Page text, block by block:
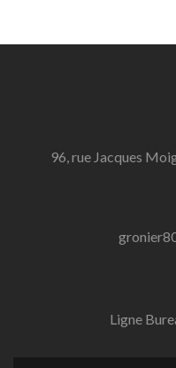
96, rue Jacques
Ligne